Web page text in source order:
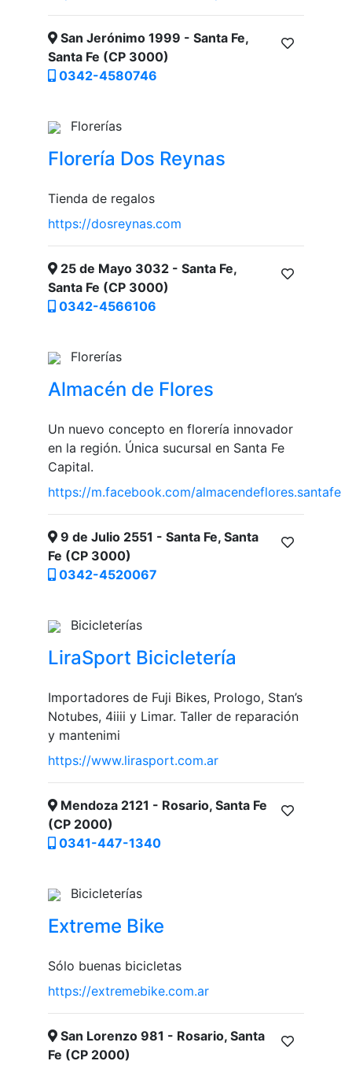
San Jerónimo 1999 - Santa Fe,
Santa Fe (CP 3000)
0342-4580746
Florerías
Florería Dos Reynas
Tienda de regalos
https://dosreynas.com
25 de Mayo 3032 - Santa Fe,
Santa Fe (CP 3000)
0342-4566106
Florerías
Almacén de Flores
Un nuevo concepto en florería innovador
en la región. Única sucursal en Santa Fe
Capital.
https://m.facebook.com/almacendeflores.santafe
9 de Julio 2551 - Santa Fe, Santa
Fe (CP 3000)
0342-4520067
Bicicleterías
LiraSport Bicicletería
Importadores de Fuji Bikes, Prologo, Stan’s
Notubes, 4iiii y Limar. Taller de reparación
y mantenimi
https://www.lirasport.com.ar
Mendoza 2121 - Rosario, Santa Fe
(CP 2000)
0341-447-1340
Bicicleterías
Extreme Bike
Sólo buenas bicicletas
https://extremebike.com.ar
San Lorenzo 981 - Rosario, Santa
Fe (CP 2000)